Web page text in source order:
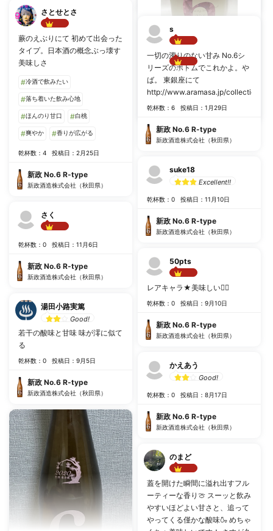
新政酒造株式会社（秋田県）
Best!!
乾杯数：0 投稿日：6月12日
新政酒造株式会社（秋田県）
さとせとさ
蕨のえぶりにて 初めて出会った
タイプ。日本酒の概念ぶっ壊す
美味しさ
#冷酒で飲みたい
#落ち着いた飲み心地
#ほんのり甘口 #白桃
#爽やか #香りが広がる
乾杯数：4 投稿日：2月25日
新政 No.6 R-type
新政酒造株式会社（秋田県）
s
Best!!
一切の濁りのない甘み No.6シ
リーズのボトムでこれかよ。や
ば。 東銀座にて
http://www.aramasa.jp/collection/
乾杯数：6 投稿日：1月29日
新政 No.6 R-type
新政酒造株式会社（秋田県）
suke18
Excellent!!
乾杯数：0 投稿日：11月10日
新政 No.6 R-type
新政酒造株式会社（秋田県）
さく
乾杯数：0 投稿日：11月6日
新政 No.6 R-type
新政酒造株式会社（秋田県）
50pts
レアキャラ★美味しい🙆‍♀️
乾杯数：0 投稿日：9月10日
新政 No.6 R-type
新政酒造株式会社（秋田県）
湯田小路実篤
Good!
若干の酸味と甘味 味が澪に似て
る
乾杯数：0 投稿日：9月5日
新政 No.6 R-type
新政酒造株式会社（秋田県）
かえあう
Good!
乾杯数：0 投稿日：8月17日
新政 No.6 R-type
新政酒造株式会社（秋田県）
のまど
Best!!
蓋を開けた瞬間に溢れ出すフル
ーティーな香り🍈 スーッと飲み
やすいほどよい甘さと、追って
やってくる僅かな酸味🍶 めちゃ